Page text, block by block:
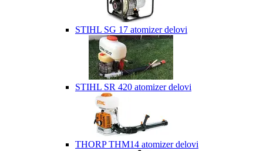
STIHL SG 17 atomizer delovi
STIHL SR 420 atomizer delovi
THORP THM14 atomizer delovi